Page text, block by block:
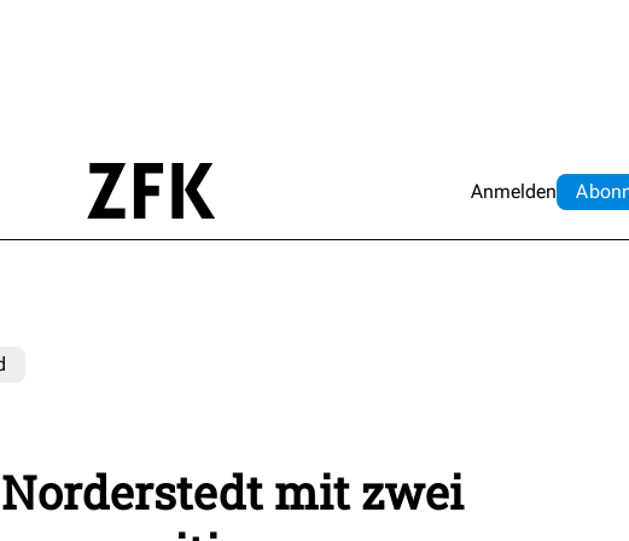
Anmelden Abo
mit zwei